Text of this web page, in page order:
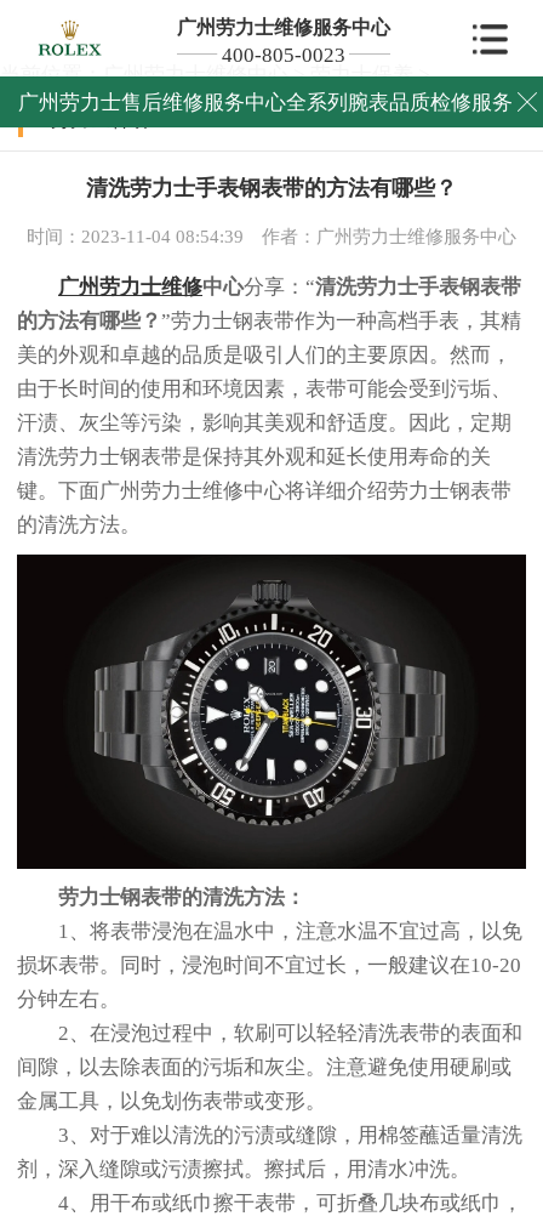
广州劳力士维修服务中心
400-805-0023
广州劳力士售后维修服务中心全系列腕表品质检修服务 
当前位置：广州劳力士维修中心>劳力士保养>
劳力士保养
清洗劳力士手表钢表带的方法有哪些？
时间：2023-11-04 08:54:39 作者：广州劳力士维修服务中心
广州劳力士维修中心分享：“清洗劳力士手表钢表带
的方法有哪些？ ”劳力士钢表带作为一种高档手表，其精
美的外观和卓越的品质是吸引人们的主要原因。然而，
由于长时间的使用和环境因素，表带可能会受到污垢、
汗渍、灰尘等污染，影响其美观和舒适度。因此，定期
清洗劳力士钢表带是保持其外观和延长使用寿命的关
键。下面广州劳力士维修中心将详细介绍劳力士钢表带
的清洗方法。
劳力士钢表带的清洗方法：
1、将表带浸泡在温水中，注意水温不宜过高，以免
损坏表带。同时，浸泡时间不宜过长，一般建议在10-20
分钟左右。
2、在浸泡过程中，软刷可以轻轻清洗表带的表面和
间隙，以去除表面的污垢和灰尘。注意避免使用硬刷或
金属工具，以免划伤表带或变形。
3、对于难以清洗的污渍或缝隙，用棉签蘸适量清洗
剂，深入缝隙或污渍擦拭。擦拭后，用清水冲洗。
4、用干布或纸巾擦干表带，可折叠几块布或纸巾，